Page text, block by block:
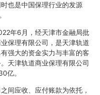
也是中国保理行业的发源
年6月，经天津市金融局批
保理有限公司，是天津轨道
强大的资金实力与丰富的客
天津轨道商业保理有限公司
亿。
间应收、应付账款为依托，